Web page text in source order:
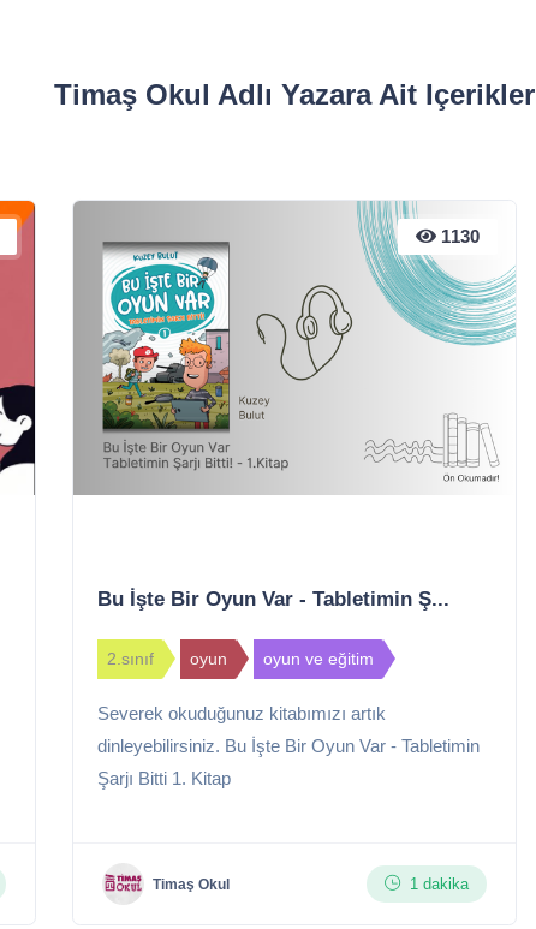
Timaş Okul Adlı Yazara Ait Içerikler
1130
Bu İşte Bir Oyun Var - Tabletimin Ş...
2.sınıf oyun oyun ve eğitim
Severek okuduğunuz kitabımızı artık
dinleyebilirsiniz. Bu İşte Bir Oyun Var - Tabletimin
Şarjı Bitti 1. Kitap
Timaş Okul 1 dakika